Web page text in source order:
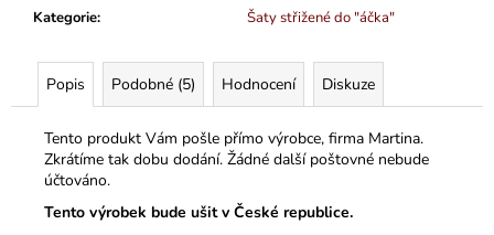
Kategorie: Šaty střižené do "áčka"
Popis Podobné (5) Hodnocení Diskuze
Tento produkt Vám pošle přímo výrobce, firma Martina.
Zkrátíme tak dobu dodání. Žádné další poštovné nebude
účtováno.
Tento výrobek bude ušit v České republice.